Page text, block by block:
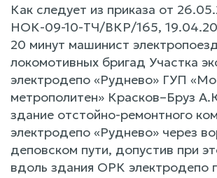
Как следует из приказа от
НОК-09-10-ТЧ/ВКР/165,
20 минут машинист
локомотивных бригад Участка
электродепо «Руднево» ГУП
метрополитен» Красков–Бруз
здание отстойно-ремонтного
электродепо «Руднево» через
деповском пути, допустив при
вдоль здания ОРК электродепо